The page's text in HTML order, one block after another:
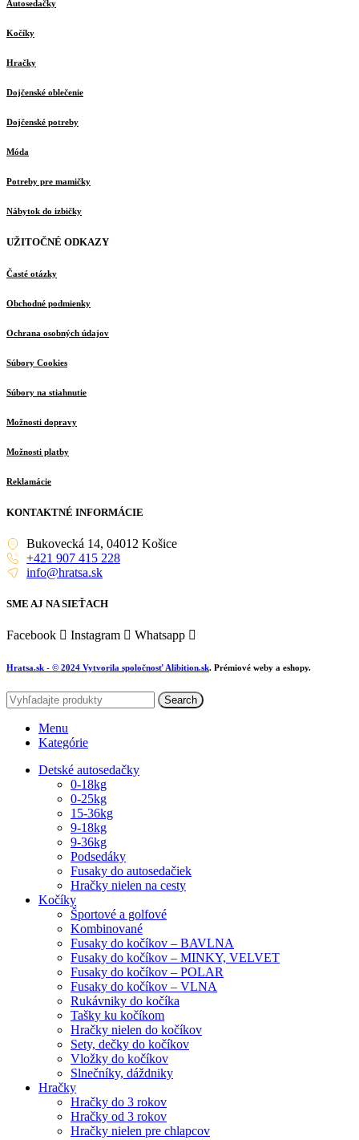
Autosedačky
Kočíky
Hračky
Dojčenské oblečenie
Dojčenské potreby
Móda
Potreby pre mamičky
Nábytok do izbičky
UŽITOČNÉ ODKAZY
Časté otázky
Obchodné podmienky
Ochrana osobných údajov
Súbory Cookies
Súbory na stiahnutie
Možnosti dopravy
Možnosti platby
Reklamácie
KONTAKTNÉ INFORMÁCIE
Bukovecká 14, 04012 Košice
+421 907 415 228
info@hratsa.sk
SME AJ NA SIEŤACH
Facebook Instagram Whatsapp
Hratsa.sk - © 2024 Vytvorila spoločnosť Alibition.sk. Prémiové weby a eshopy.
Search
Menu
Kategórie
Detské autosedačky
0-18kg
0-25kg
15-36kg
9-18kg
9-36kg
Podsedáky
Fusaky do autosedačiek
Hračky nielen na cesty
Kočíky
Športové a golfové
Kombinované
Fusaky do kočíkov – BAVLNA
Fusaky do kočíkov – MINKY, VELVET
Fusaky do kočíkov – POLAR
Fusaky do kočíkov – VLNA
Rukávniky do kočíka
Tašky ku kočíkom
Hračky nielen do kočíkov
Sety, dečky do kočíkov
Vložky do kočíkov
Slnečníky, dáždniky
Hračky
Hračky do 3 rokov
Hračky od 3 rokov
Hračky nielen pre chlapcov